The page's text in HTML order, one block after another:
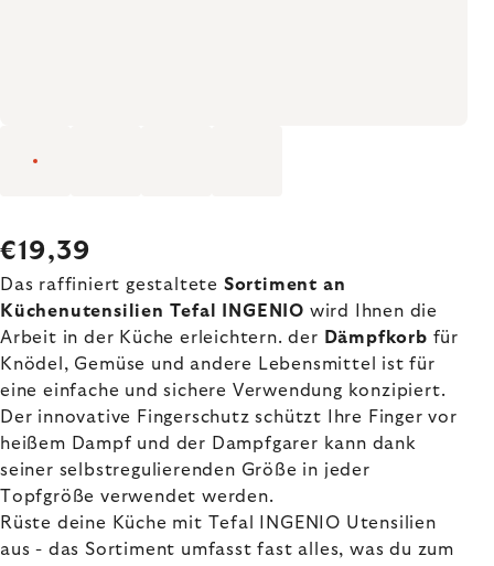
€19,39
Das raffiniert gestaltete Sortiment an
Küchenutensilien Tefal INGENIO wird Ihnen die
Arbeit in der Küche erleichtern. der Dämpfkorb für
Knödel, Gemüse und andere Lebensmittel ist für
eine einfache und sichere Verwendung konzipiert.
Der innovative Fingerschutz schützt Ihre Finger vor
heißem Dampf und der Dampfgarer kann dank
seiner selbstregulierenden Größe in jeder
Topfgröße verwendet werden.
Rüste deine Küche mit Tefal INGENIO Utensilien
aus - das Sortiment umfasst fast alles, was du zum